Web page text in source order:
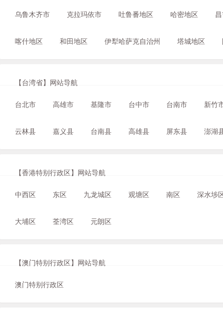
乌鲁木齐市 克拉玛依市 吐鲁番地区 哈密地区
喀什地区 和田地区 伊犁哈萨克自治州 塔城地区
【台湾省】网站导航
台北市 高雄市 基隆市 台中市 台南市 新竹
云林县 嘉义县 台南县 高雄县 屏东县 澎湖
【香港特别行政区】网站导航
中西区 东区 九龙城区 观塘区 南区 深水埗
大埔区 荃湾区 元朗区
【澳门特别行政区】网站导航
澳门特别行政区